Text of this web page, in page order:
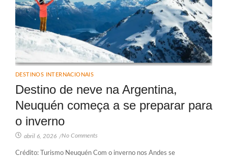
DESTINOS INTERNACIONAIS
Destino de neve na Argentina,
Neuquén começa a se preparar para
o inverno
abril 6, 2026 /No Comments
Crédito: Turismo Neuquén Com o inverno nos Andes se